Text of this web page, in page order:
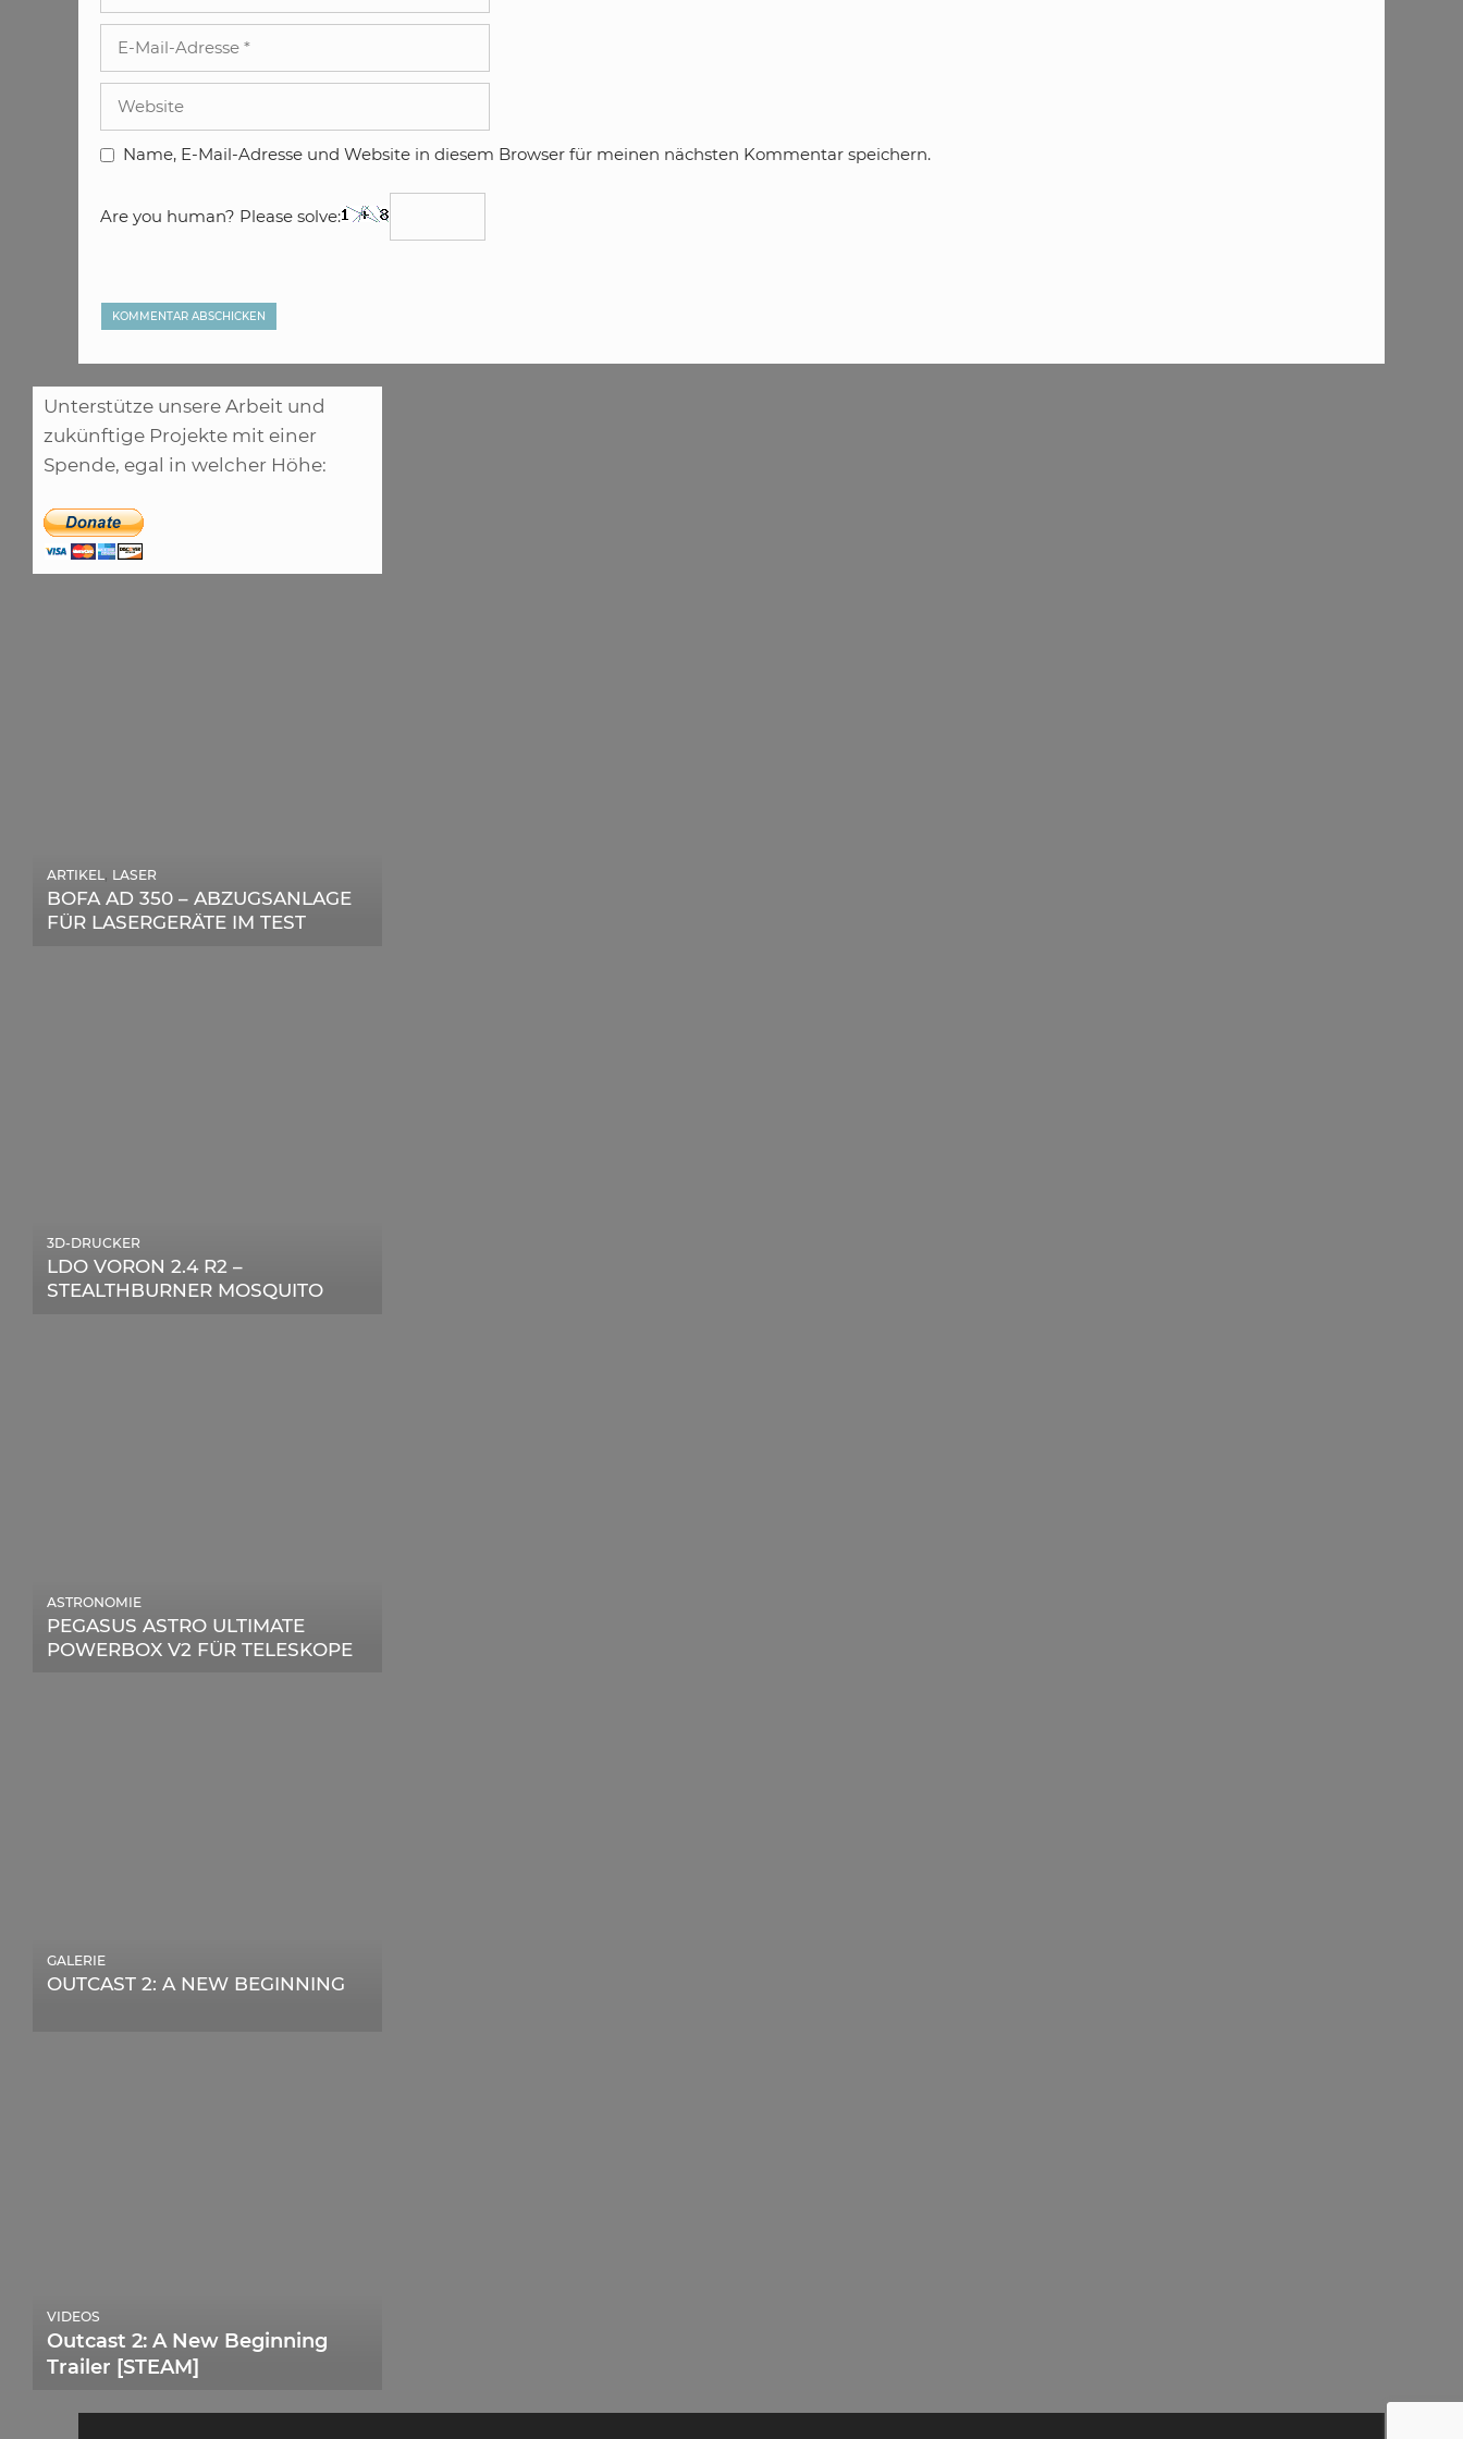
Adresse
Name, E-Mail-Adresse und Website in diesem Browser für meinen nächsten Kommentar speichern.
Are you human? Please solve:
Unterstütze unsere Arbeit und
zukünftige Projekte mit einer
Spende, egal in welcher Höhe:
BOFA AD 350 – ABZUGSANLAGE
FÜR LASERGERÄTE IM TEST
ARTIKEL, LASER
DIE BEDEUTENDSTEN SCHRITTE
ZUR ERFOLGREICHEN
ARTIKEL, SONSTIGE
LDO VORON 2.4 R2 –
STEALTHBURNER MOSQUITO
3D-DRUCKER
PEGASUS ASTRO ULTIMATE
POWERBOX V2 FÜR TELESKOPE
ASTRONOMIE
OUTCAST 2: A NEW BEGINNING
GALERIE
Outcast 2: A New Beginning
Trailer [STEAM]
VIDEOS